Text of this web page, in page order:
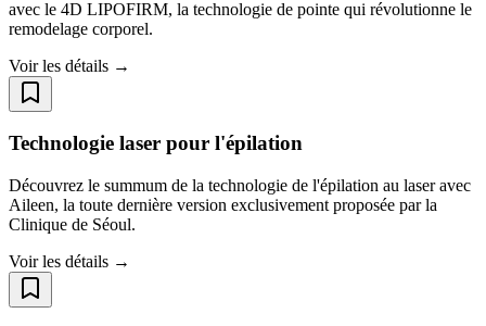
avec le 4D LIPOFIRM, la technologie de pointe qui révolutionne le
remodelage corporel.
Voir les détails →
Technologie laser pour l'épilation
Découvrez le summum de la technologie de l'épilation au laser avec
Aileen, la toute dernière version exclusivement proposée par la
Clinique de Séoul.
Voir les détails →